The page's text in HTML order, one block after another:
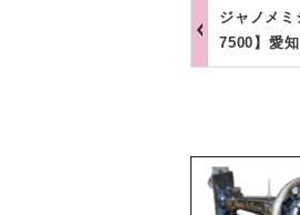
ジャノメ
7500】愛知